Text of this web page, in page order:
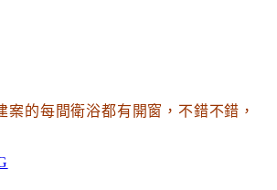
案的每間衛浴都有開窗 ，不錯不錯 ，